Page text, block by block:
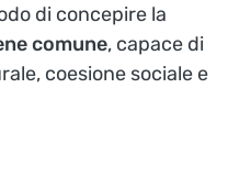
di concepire la
comune, capace di
coesione sociale e